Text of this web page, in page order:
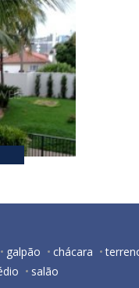
VENDA
520
galpão chácara
salão